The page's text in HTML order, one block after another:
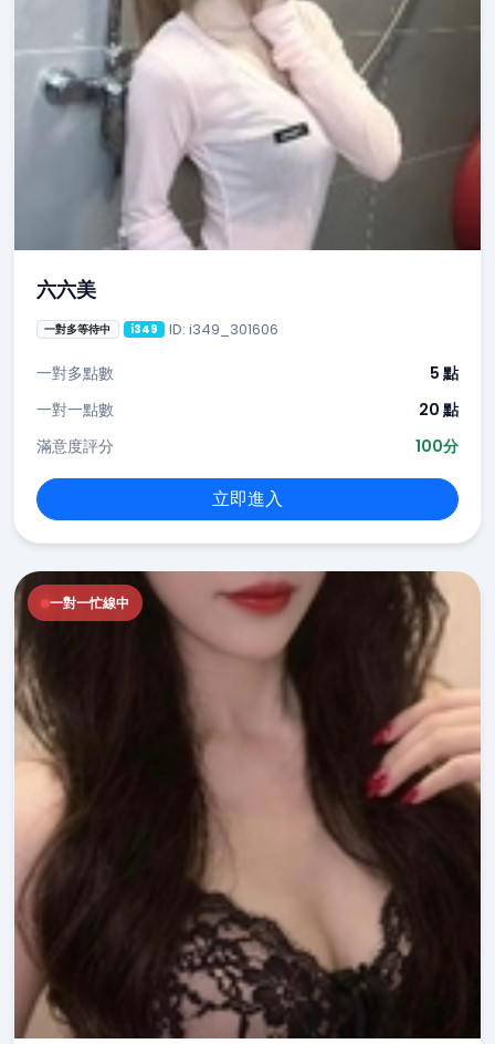
六六美
一對多等待中 i349 ID: i349_301606
一對多點數
5 點
一對一點數
20 點
滿意度評分
100分
立即進入
一對一忙線中